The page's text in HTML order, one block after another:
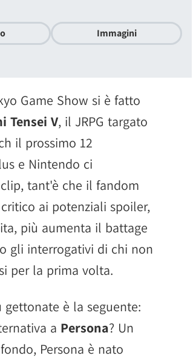
Immagini
Game Show si è fatto
Tensei V, il JRPG targato
il prossimo 12
e Nintendo ci
tant'è che il fandom
ai potenziali spoiler,
più aumenta il battage
gli interrogativi di chi non
per la prima volta.
è la seguente:
a Persona? Un
Persona è nato